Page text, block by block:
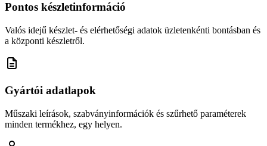
Pontos készletinformáció
Valós idejű készlet- és elérhetőségi adatok üzletenkénti bontásban és
a központi készletről.
Gyártói adatlapok
Műszaki leírások, szabványinformációk és szűrhető paraméterek
minden termékhez, egy helyen.